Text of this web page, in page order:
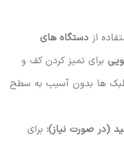
از دستگاه های
برای تمیز کردن کف و
ها بدون آسیب به سطح
(در صورت نیاز):برای